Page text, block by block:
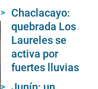
Chaclacayo:
quebrada Los
Laureles se
activa por
fuertes lluvias